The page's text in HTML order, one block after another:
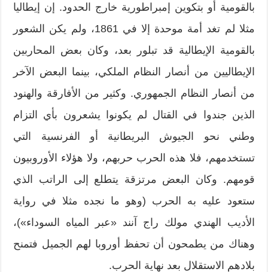
بالقومية أو بتكوين إمبراطورية خارج الحدود. إن إيطاليا
مثلا لم تغد أمة موحدة إلا في 1861، ولم يكن الشعور
بالقومية الإيطالية قد تبلور بعد، وكان بعض المحاربين
الإيطاليين من أنصار النظام الملكي، بينما البعض الآخر
من أنصار النظام الجمهوري. وكثير من الأفارقة والهنود
الذين جندوا في القتال لم يكونوا يشعرون بأي التزام
وطني نحو الجيوش البريطانية أو الفرنسية التي
تستخدمهم، فلا هذه الحرب حربهم، ولا هؤلاء الأوروبيون
قومهم. وكان البعض مرتزقة يتطلع إلى الراتب الذي
ستعود عليه به الحرب (وهو ما نجده مثلا في رواية
الأديب الهندي مولك راج آنند «عبر المياه السوداء»)،
وهناك من يطمحون أن تحفظ أوروبا لهم الجميل فتمنح
بلادهم الاستقلال بعد نهاية الحرب.